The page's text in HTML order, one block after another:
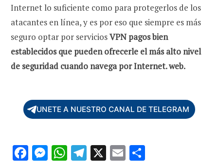
Internet lo suficiente como para protegerlos de los
atacantes en línea, y es por eso que siempre es más
seguro optar por serviciosVPN pagos bien
establecidos que pueden ofrecerle el más alto nivel
de seguridad cuando navega por Internet. web.
UNETE A NUESTRO CANAL DE TELEGRAM
F M W T X E